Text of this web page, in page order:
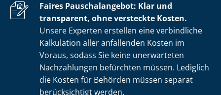
Faires Pauschalangebot: Klar und
transparent, ohne versteckte Kosten.
Unsere Experten erstellen eine verbindliche
Kalkulation aller anfallenden Kosten im
Voraus, sodass Sie keine unerwarteten
Nachzahlungen befürchten müssen. Lediglich
die Kosten für Behörden müssen separat
berücksichtigt werden.